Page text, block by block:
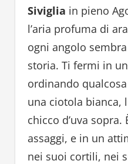
Siviglia in pieno
l’aria profuma di
ogni angolo
storia. Ti fermi in
ordinando
una ciotola bianca,
chicco d’uva sopra.
assaggi, e in un
nei suoi cortili, nei